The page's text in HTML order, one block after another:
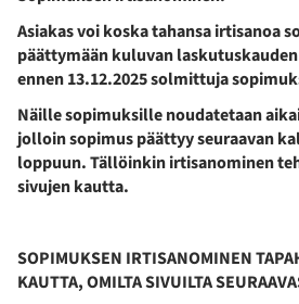
Asiakas voi koska tahansa irtisanoa
päättymään kuluvan
ennen 13.12.2025 solmittuja
Näille sopimuksille noudatetaan
jolloin sopimus päättyy seuraavan
loppuun. Tällöinkin irtisanominen
sivujen kautta.
SOPIMUKSEN IRTISANOMINEN
KAUTTA, OMILTA SIVUILTA